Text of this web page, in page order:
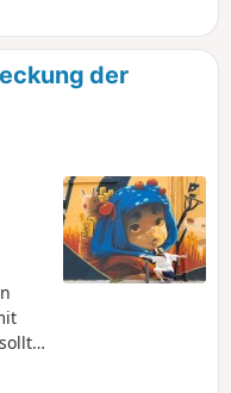
oder auf dem
trocken genug ist.
das je nach Jahreszeit
der